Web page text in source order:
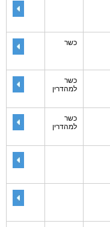
כשר
כשר
למהדרין
כשר
למהדרין